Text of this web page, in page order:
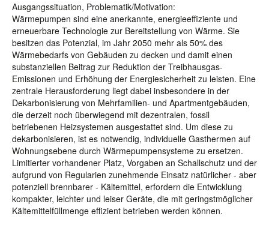
Ausgangssituation, Problematik/Motivation:
Wärmepumpen sind eine anerkannte, energieeffiziente und
erneuerbare Technologie zur Bereitstellung von Wärme. Sie
besitzen das Potenzial, im Jahr 2050 mehr als 50% des
Wärmebedarfs von Gebäuden zu decken und damit einen
substanziellen Beitrag zur Reduktion der Treibhausgas-
Emissionen und Erhöhung der Energiesicherheit zu leisten. Eine
zentrale Herausforderung liegt dabei insbesondere in der
Dekarbonisierung von Mehrfamilien- und Apartmentgebäuden,
die derzeit noch überwiegend mit dezentralen, fossil
betriebenen Heizsystemen ausgestattet sind. Um diese zu
dekarbonisieren, ist es notwendig, individuelle Gasthermen auf
Wohnungsebene durch Wärmepumpensysteme zu ersetzen.
Limitierter vorhandener Platz, Vorgaben an Schallschutz und der
aufgrund von Regularien zunehmende Einsatz natürlicher - aber
potenziell brennbarer - Kältemittel, erfordern die Entwicklung
kompakter, leichter und leiser Geräte, die mit geringstmöglicher
Kältemittelfüllmenge effizient betrieben werden können.